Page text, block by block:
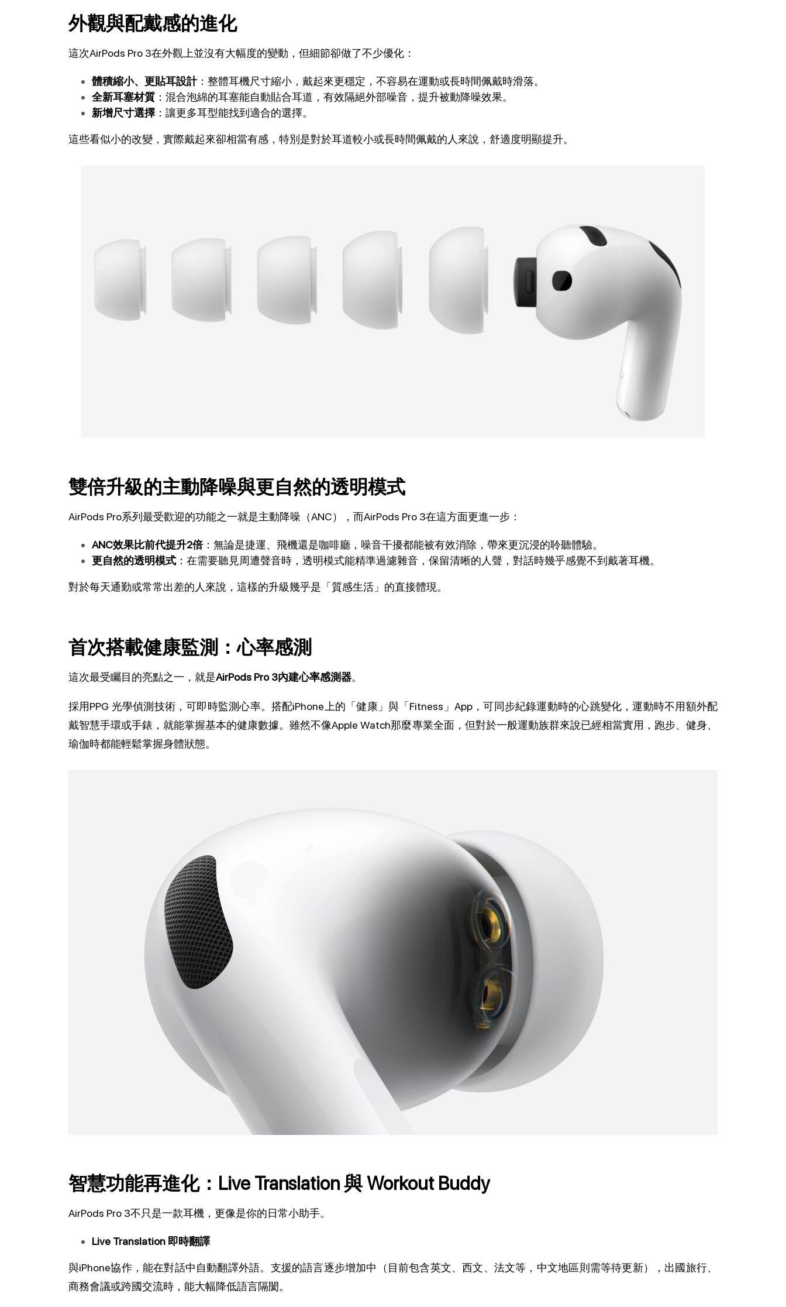
外觀與配戴感的進化
這次AirPods Pro 3在外觀上並沒有大幅度的變動，但細節卻做了不少優化：
體積縮小、更貼耳設計：整體耳機尺寸縮小，戴起來更穩定，不容易在運動或長時間佩戴時滑落。
全新耳塞材質 ：混合泡綿的耳塞能自動貼合耳道，有效隔絕外部噪音，提升被動降噪效果。
新增尺寸選擇 ：讓更多耳型能找到適合的選擇。
這些看似小的改變，實際戴起來卻相當有感，特別是對於耳道較小或長時間佩戴的人來說，舒適度明顯提升。
雙倍升級的主動降噪與更自然的透明模式
AirPods Pro系列最受歡迎的功能之一就是主動降噪（ANC），而AirPods Pro 3在這方面更進一步：
ANC效果比前代提升2倍：無論是捷運、飛機還是咖啡廳，噪音干擾都能被有效消除，帶來更沉浸的聆聽體驗。
更自然的透明模式 ：在需要聽見周遭聲音時，透明模式能精準過濾雜音，保留清晰的人聲，對話時幾乎感覺不到戴著耳機。
對於每天通勤或常常出差的人來說，這樣的升級幾乎是「質感生活」的直接體現。
首次搭載健康監測：心率感測
這次最受矚目的亮點之一，就是AirPods Pro 3內建心率感測器。
採用PPG 光學偵測技術，可即時監測心率。搭配iPhone上的「健康」與「Fitness」App，可同步紀錄運動時的心跳變化，運動時不用額外配
戴智慧手環或手錶，就能掌握基本的健康數據。雖然不像Apple Watch那麼專業全面，但對於一般運動族群來說已經相當實用，跑步、健身、
瑜伽時都能輕鬆掌握身體狀態。
智慧功能再進化：Live Translation 與 Workout Buddy
AirPods Pro 3不只是一款耳機，更像是你的日常小助手。
Live Translation 即時翻譯
與iPhone協作，能在對話中自動翻譯外語。支援的語言逐步增加中（目前包含英文、西文、法文等，中文地區則需等待更新），出國旅行、
商務會議或跨國交流時，能大幅降低語言隔閡。